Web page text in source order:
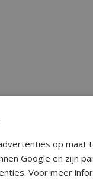
op maat
Google en zijn
Voor meer